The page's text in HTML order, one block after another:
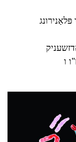
ו